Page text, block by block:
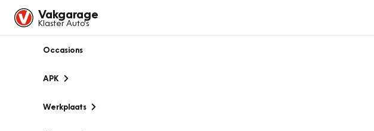
Vakgarage
Klaster Auto's
Occasions
APK
Werkplaats